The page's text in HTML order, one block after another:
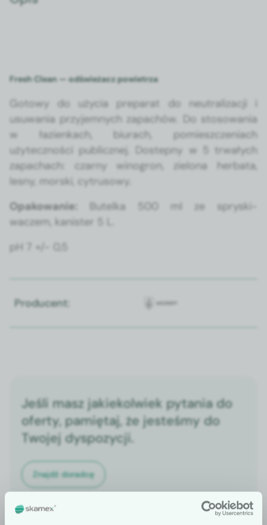
Fresh Clean — odświeżacz powietrza
Gotowy do uży­cia preparat do neu­tral­iza­cji i
usuwa­nia przy­jem­nych zapachów. Do stosowa­nia
w łazienkach, biu­rach, pomieszczeni­ach
użytecznoś­ci pub­licznej. Dostep­ny w 5 trwałych
zapachach: czarny winogron, zielona herba­ta,
lesny, mors­ki, cytru­sowy.
Opakowanie:
Butel­ka 500 ml ze spryski­
waczem, kanis­ter 5 L.
pH 7 +/- 0,5
Producent:
Jeśli masz jakiekolwiek pytania do
oferty, pamiętaj, że jesteśmy do
Twojej dyspozycji.
Znajdź doradcę